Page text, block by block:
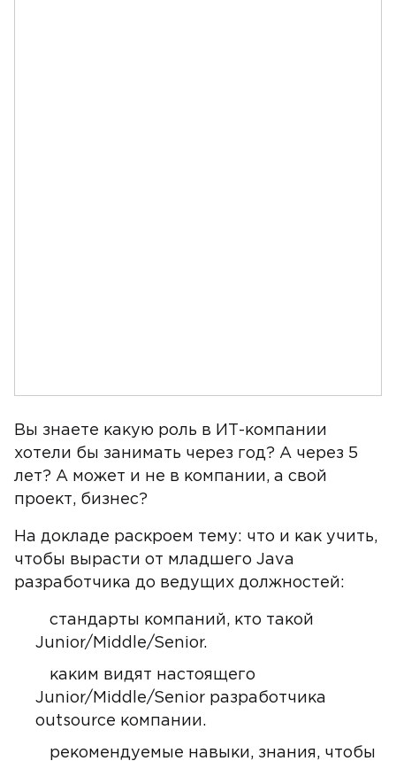
Вы знаете какую роль в ИТ-компании
хотели бы занимать через год? А через 5
лет? А может и не в компании, а свой
проект, бизнес?
На докладе раскроем тему: что и как учить,
чтобы вырасти от младшего Java
разработчика до ведущих должностей:
стандарты компаний, кто такой
Junior/Middle/Senior.
каким видят настоящего
Junior/Middle/Senior разработчика
outsource компании.
рекомендуемые навыки, знания, чтобы